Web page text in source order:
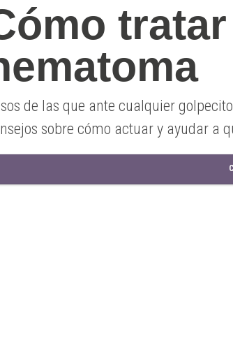
de las que ante cualquier
sobre cómo actuar y ayudar a